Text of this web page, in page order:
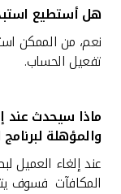
هل أستطيع
نعم، من الممكن
تفعيل الحساب.
ماذا سيحدث عند
والمؤهلة
عند إلغاء العميل
المكافآت فسوف